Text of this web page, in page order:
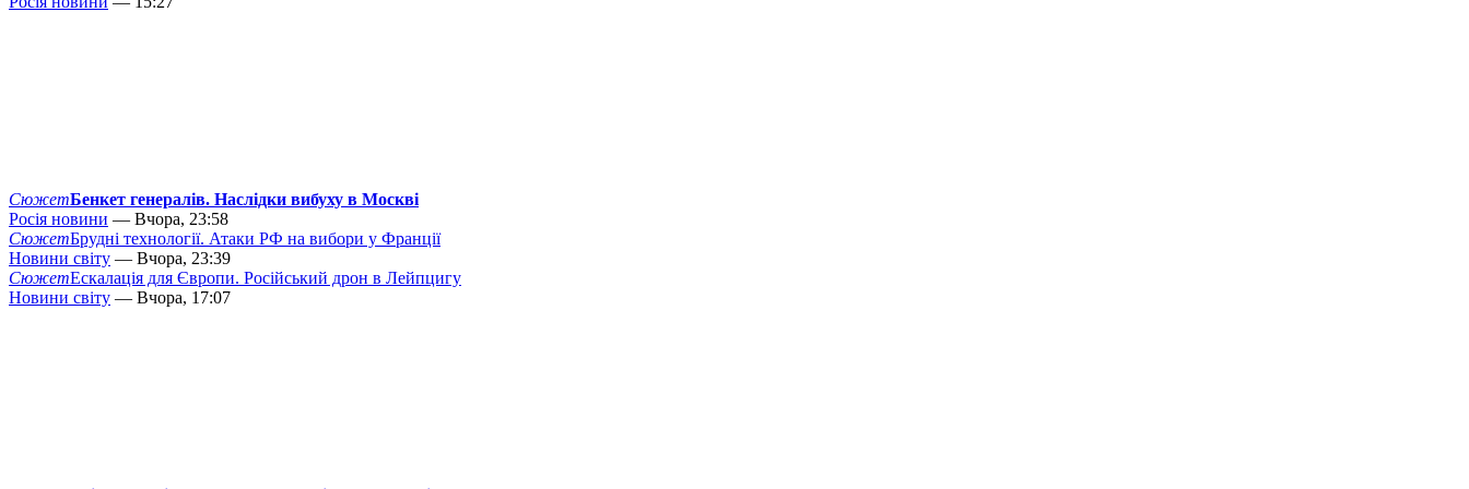
СюжетБенкет генералів. Наслідки вибуху в Москві
Росія новини — Вчора, 23:58
СюжетБрудні технології. Атаки РФ на вибори у Франції
Новини світу — Вчора, 23:39
СюжетЕскалація для Європи. Російський дрон в Лейпцигу
Новини світу — Вчора, 17:07